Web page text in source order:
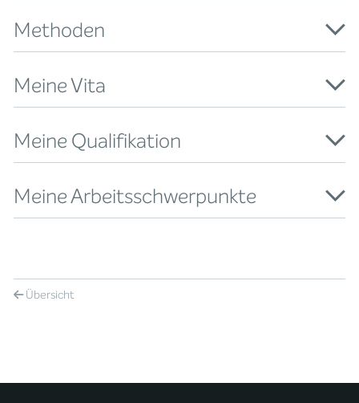
Methoden
Meine Vita
Meine Qualifikation
Meine Arbeitsschwerpunkte
Übersicht